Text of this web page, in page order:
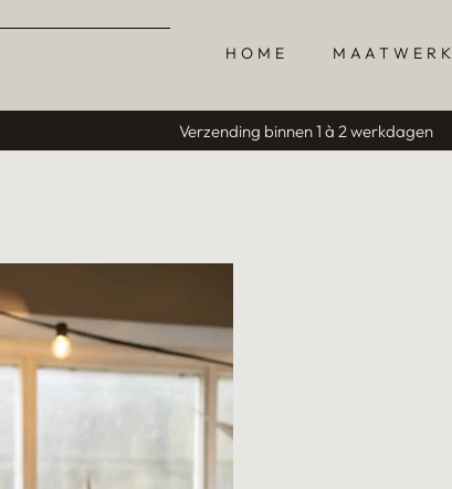
HOME MAATWERK
Verzending binnen 1 à 2 werkdagen